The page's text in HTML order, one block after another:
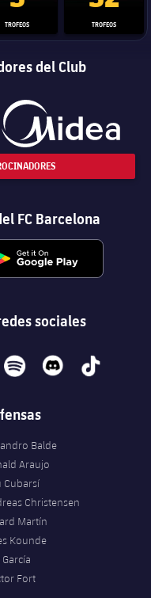
TROFEOS TROFEOS
del Club
FC Barcelona
sociales
spotify discord tiktok
Balde
Araujo
Cubarsí
Christensen
Martín
Kounde
García
Fort